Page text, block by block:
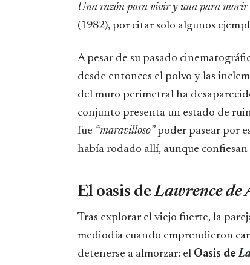
Una razón para vivir y una para morir
(1982), por citar solo algunos
A pesar de su pasado
desde entonces el polvo y las
del muro perimetral ha
conjunto presenta un estado de
fue “maravilloso”poder pasear por
había rodado allí, aunque confiesan
El oasis deLawrence de
Tras explorar el viejo fuerte, la
mediodía cuando emprendieron
detenerse a almorzar: el Oasis de